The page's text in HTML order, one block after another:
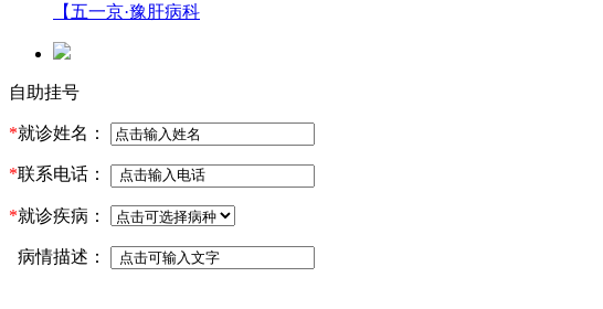
【五一京·豫肝病科
自助挂号
*就诊姓名：
*联系电话：
*就诊疾病：
病情描述：